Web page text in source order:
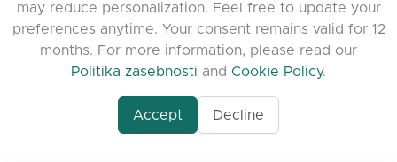
Agent-7/Maximizing-
© 2026 clasora.com platform | Vse pravice
pridržane | Developed byC9 Group
may reduce personalization. Feel free to update your
preferences anytime. Your consent remains valid for 12
months. For more information, please read our
Politika zasebnosti and Cookie Policy.
Accept Decline